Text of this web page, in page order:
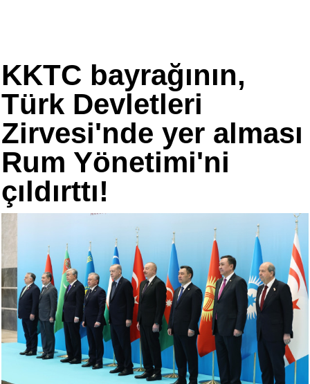
KKTC bayrağının,
Türk Devletleri
Zirvesi'nde yer alması
Rum Yönetimi'ni
çıldırttı!